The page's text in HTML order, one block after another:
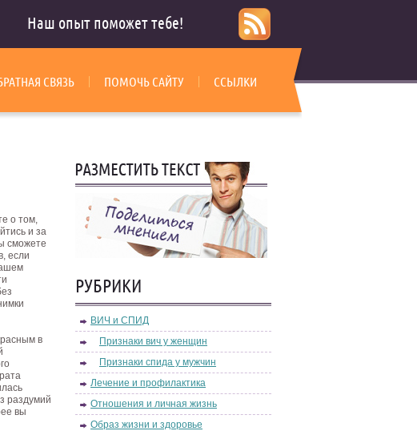
Наш опыт поможет тебе!
СВЯЗЬ ПОМОЧЬ САЙТУ ССЫЛКИ
о том,
и за
сможете
если
в
раздумий
вы
РУБРИКИ
ВИЧ и СПИД
Признаки вич у женщин
Признаки спида у мужчин
Лечение и профилактика
Отношения и личная жизнь
Образ жизни и здоровье